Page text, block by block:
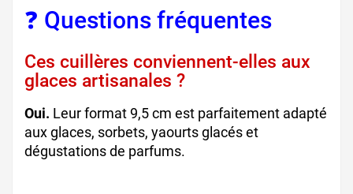
❓ Questions fréquentes
Ces cuillères conviennent-elles aux
glaces artisanales ?
Oui. Leur format 9,5 cm est parfaitement adapté
aux glaces, sorbets, yaourts glacés et
dégustations de parfums.